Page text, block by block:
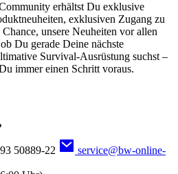
erhältst Du exklusive
exklusiven Zugang zu
unsere Neuheiten vor allen
Du gerade Deine nächste
Survival-Ausrüstung suchst –
immer einen Schritt voraus.
50889-22
service@bw-online-